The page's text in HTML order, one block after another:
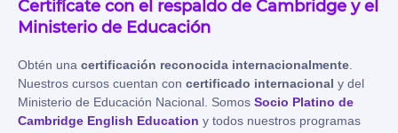
Certifícate con el respaldo de Cambridge y el
Ministerio de Educación
Obtén una certificación reconocida internacionalmente
Nuestros cursos cuentan con certificado internacional y del
Ministerio de Educación Nacional . Somos Socio Platino de
Cambridge English Education y todos nuestros programas